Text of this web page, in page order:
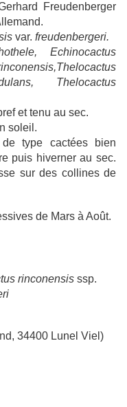
Freudenberger
var. freudenbergeri.
Echinocactus
Thelocactus
et tenu au sec.
soleil.
type cactées bien
puis hiverner au sec.
sur des collines de
de Mars à Août.
rinconensis ssp.
34400 Lunel Viel)